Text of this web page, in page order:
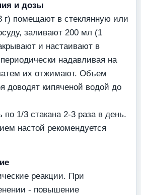
и дозы
г) помещают в стеклянную или
заливают 200 мл (1
и настаивают в
надавливая на
их отжимают. Объем
доводят кипяченой водой до
1/3 стакана 2-3 раза в день.
настой рекомендуется
реакции. При
- повышение